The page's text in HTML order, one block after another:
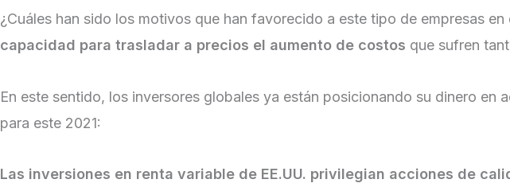
¿Cuáles han sido los motivos que han favorecido a este tipo de empresas en
capacidad para trasladar a precios el aumento de costos que sufren
En este sentido, los inversores globales ya están posicionando su dinero
para este 2021:
Las inversiones en renta variable de EE.UU. privilegian acciones de